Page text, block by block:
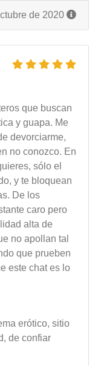
de 2020
que buscan
y guapa. Me
devorciarme,
no conozco. En
sólo el
y te bloquean
De los
caro pero
alta de
no apollan tal
que prueben
este chat es lo
erótico, sitio
de confiar